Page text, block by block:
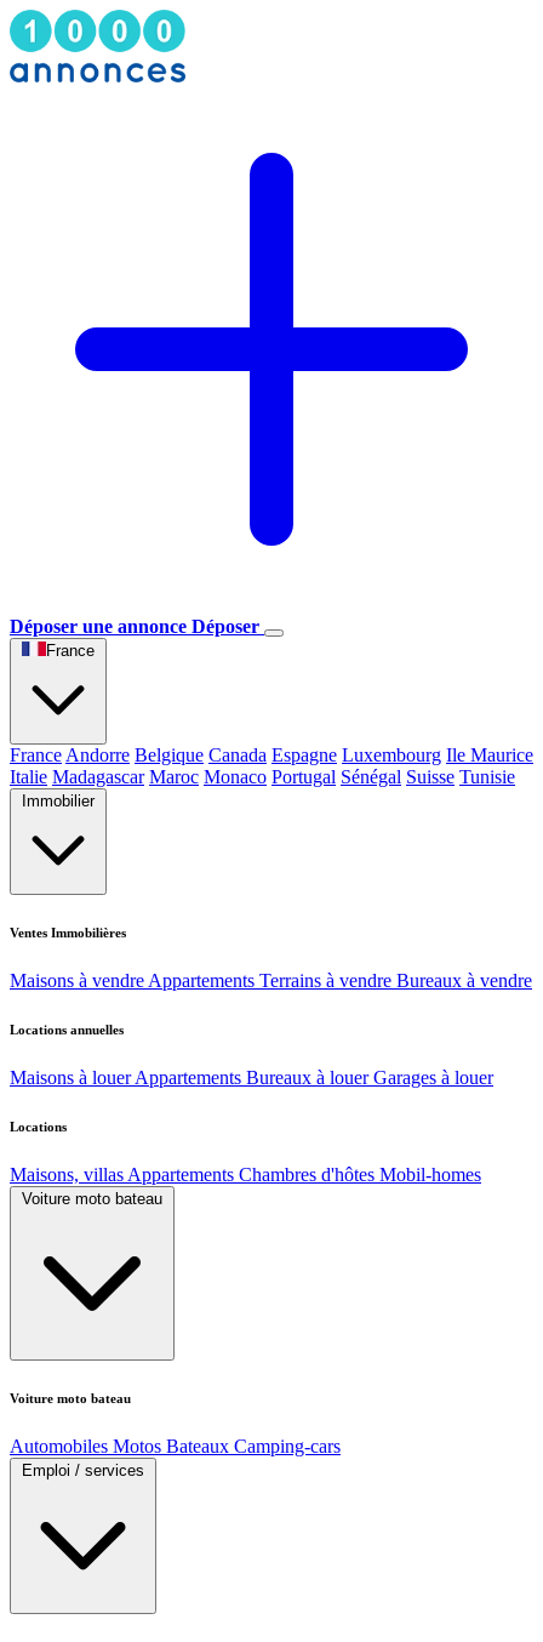
Déposer une annonce Déposer
France
France Andorre Belgique Canada Espagne Luxembourg Ile Maurice
Italie Madagascar Maroc Monaco Portugal Sénégal Suisse Tunisie
Immobilier
Ventes Immobilières
Maisons à vendre Appartements Terrains à vendre Bureaux à vendre
Locations annuelles
Maisons à louer Appartements Bureaux à louer Garages à louer
Locations
Maisons, villas Appartements Chambres d'hôtes Mobil-homes
Voiture moto bateau
Voiture moto bateau
Automobiles Motos Bateaux Camping-cars
Emploi / services